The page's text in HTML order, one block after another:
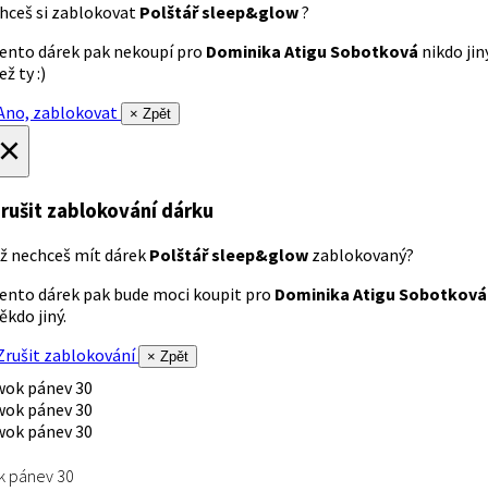
si zablokovat Polštář sleep&glow?
dárek pak nekoupí pro Dominika Atigu Sobotková nikdo
ty :)
zablokovat
× Zpět
zablokování dárku
nechceš mít dárek Polštář sleep&glow zablokovaný?
dárek pak bude moci koupit pro Dominika Atigu Sobotková
jiný.
zablokování
× Zpět
pánev 30